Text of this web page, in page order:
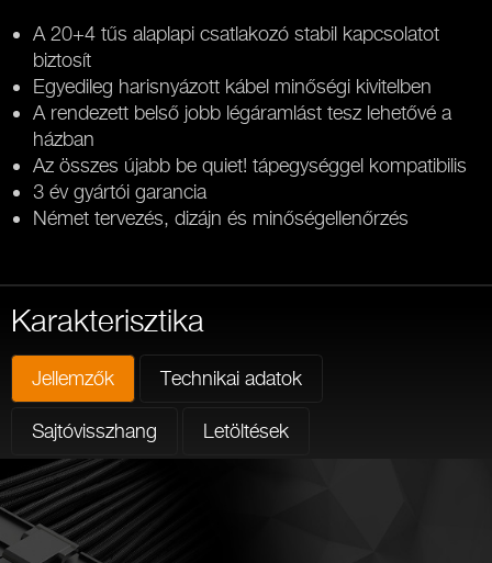
A 20+4 tűs alaplapi csatlakozó stabil kapcsolatot
biztosít
Egyedileg harisnyázott kábel minőségi kivitelben
A rendezett belső jobb légáramlást tesz lehetővé a
házban
Az összes újabb be quiet! tápegységgel kompatibilis
3 év gyártói garancia
Német tervezés, dizájn és minőségellenőrzés
Karakterisztika
Jellemzők Technikai adatok
Sajtóvisszhang Letöltések